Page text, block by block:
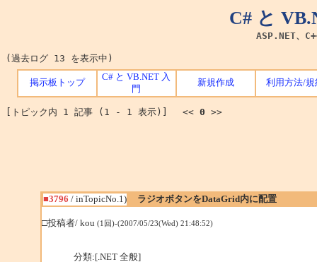
C# と
ASP.NET、
(過去ログ 13 を表示中)
掲示板トップ
C# と VB.NET 入
門
新規作成 利用方法/規
[トピック内 1 記事 (1 - 1 表示)] << 0 >>
■3796 / inTopicNo.1) ラジオボタンをDataGrid内に配置
□投稿者/ kou (1回)-(2007/05/23(Wed) 21:48:52)
分類:[.NET 全般]